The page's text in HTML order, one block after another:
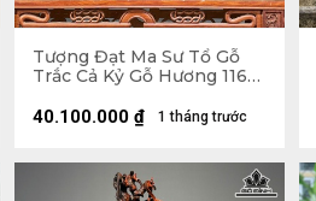
Tượng Đạt Ma Sư Tổ Gỗ
Trắc Cả Kỷ Gỗ Hương 116
Không Kỷ 103
1 tháng trước
40.100.000 ₫